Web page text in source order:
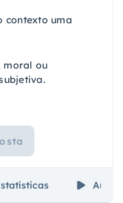
contexto uma
moral ou
Aulas